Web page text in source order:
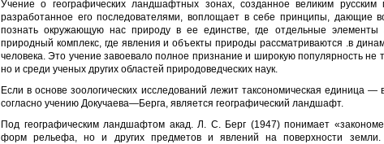
Учение о географических ландшафтных зонах, созданное великим
разработанное его последователями, воплощает в себе принципы, дающие
познать окружающую нас природу в ее единстве, где отдельные элементы
природный комплекс, где явления и объекты природы рассматриваются .в
человека. Это учение завоевало полное признание и широкую популярность не
но и среди ученых других областей природоведческих наук.
Если в основе зоологических исследований лежит таксономическая единица
согласно учению Докучаева—Берга, является географический ландшафт.
Под географическим ландшафтом акад. Л. С. Берг (1947) понимает
форм рельефа, но и других предметов и явлений на поверхности